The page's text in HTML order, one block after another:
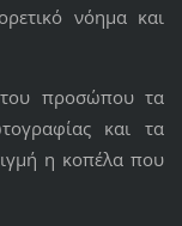
νόημα και
του προσώπου τα
και τα
η κοπέλα που